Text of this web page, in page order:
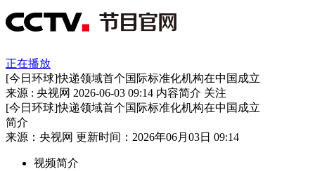
正在播放
[今日环球]快递领域首个国际标准化机构在中国成立
来源 : 央视网 2026-06-03 09:14 内容简介 关注
[今日环球]快递领域首个国际标准化机构在中国成立
简介
来源：央视网 更新时间：2026年06月03日 09:14
视频简介